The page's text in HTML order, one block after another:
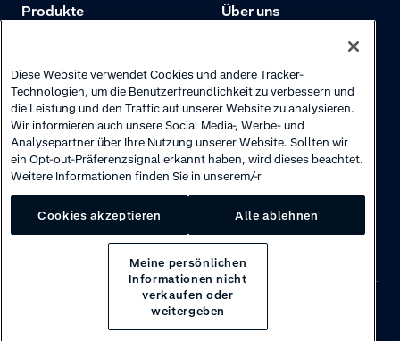
Produkte
Zahlungen
Risikomanagement
Authentifizierung
Über uns
Unsere Geschichte
Newsletter
Karriere
Disclaimer ·© 2026 Adyen
Diese Website verwendet Cookies und andere Tracker-
Technologien, um die Benutzerfreundlichkeit zu verbessern und
die Leistung und den Traffic auf unserer Website zu analysieren.
Wir informieren auch unsere Social Media-, Werbe- und
Analysepartner über Ihre Nutzung unserer Website. Sollten wir
ein Opt-out-Präferenzsignal erkannt haben, wird dieses beachtet.
Weitere Informationen finden Sie in unserem/-r
Cookies akzeptieren Alle ablehnen
Meine persönlichen
Informationen nicht
verkaufen oder
weitergeben